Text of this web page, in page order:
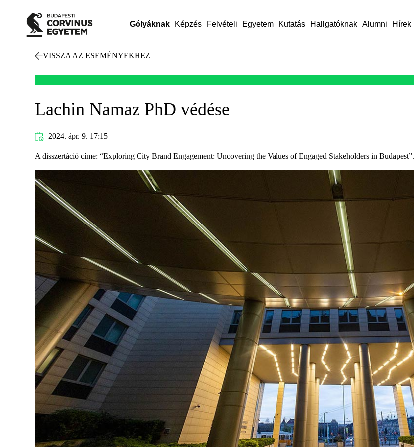
Gólyáknak Képzés Felvételi Egyetem Kutatás Hallgatóknak Alumni Hírek
VISSZA AZ ESEMÉNYEKHEZ
Lachin Namaz PhD védése
2024. ápr. 9. 17:15
A disszertáció címe: “Exploring City Brand Engagement: Uncovering the Values of Engaged Stakeholders in Budapest”.